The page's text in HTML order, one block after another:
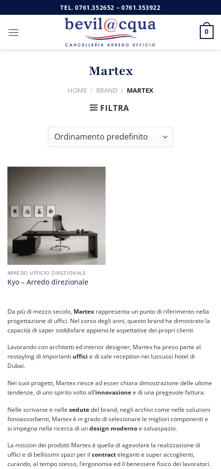
ai
contenuti
TEL.0761.352652 – 0761.353922
0
Martex
HOME / BRAND / MARTEX
FILTRA
ARREDO UFFICIO DIREZIONALE
Kyo – Arredo direzionale
Da più di mezzo secolo, Martex rappresenta un punto di riferimento nella
progettazione di uffici. Nel corso degli anni, questo brand ha dimostrato la
capacità di saper soddisfare appieno le aspettative dei propri clienti.
Lavorando con architetti ed interior designer, Martex ha preso parte al
restayling di importanti uffici e di sale reception nei lussuosi hotel di
Dubai.
Nei suoi progetti, Martex riesce ad esser chiara dimostrazione delle ultime
tendenze, di uno spirito volto all’innovazionee di una pregevole fattura.
Nelle scrivanie e nelle sedutedel brand, negli archivi come nelle soluzioni
fonoassorbenti, Martex è in grado di selezionare le migliori componenti e
si impegna nella ricerca di undesign modernoe salvaspazio.
La mission dei prodotti Martex è quella di agevolare la realizzazione di
uffici e di bellissimi spazi per il contracteleganti e super accoglienti,
curando, al tempo stesso, l’ergonomia ed il benessere fisico dei lavoratori.